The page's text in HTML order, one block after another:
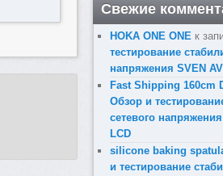
Свежие
HOKA ONE ONE к
тестирование
напряжения SVEN
Fast Shipping 160cm
Обзор и
сетевого
LCD
silicone baking
и тестирование